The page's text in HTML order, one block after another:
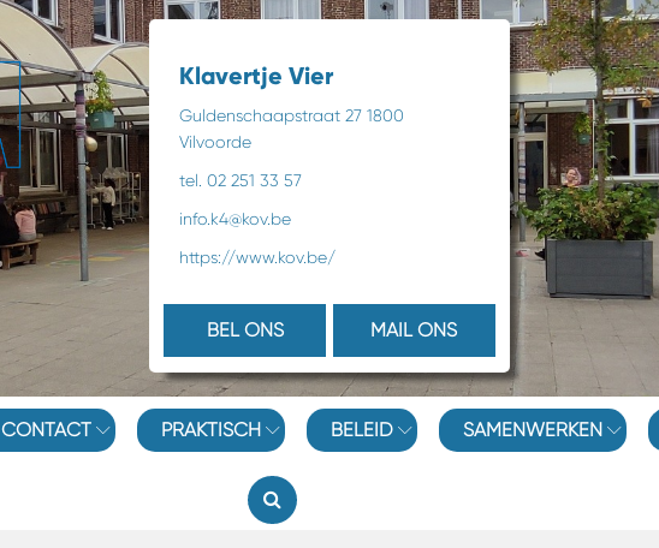
Klavertje Vier
Guldenschaapstraat 27 1800
Vilvoorde
tel. 02 251 33 57
info.k4@kov.be
https://www.kov.be/
BEL ONS MAIL ONS
CONTACT PRAKTISCH BELEID SAMENWERKEN